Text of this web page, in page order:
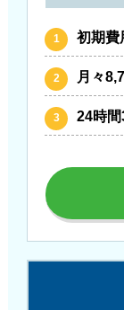
初期費
月々
24時